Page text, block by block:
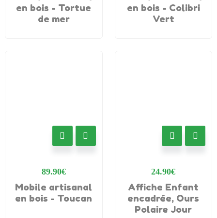
en bois - Tortue
de mer
en bois - Colibri
Vert
89.90€
Mobile artisanal
en bois - Toucan
24.90€
Affiche Enfant
encadrée, Ours
Polaire Jour